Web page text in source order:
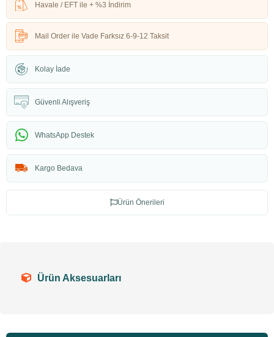
Havale / EFT ile + %3 İndirim
Mail Order ile Vade Farksız 6-9-12 Taksit
Kolay İade
Güvenli Alışveriş
WhatsApp Destek
Kargo Bedava
Ürün Önerileri
Ürün Aksesuarları